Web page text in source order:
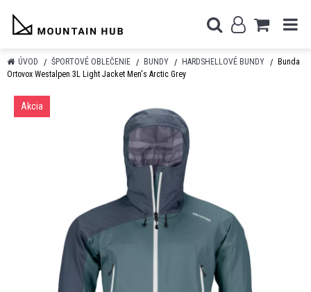
ÚVOD ŠPORTOVÉ OBLEČENIE BUNDY HARDSHELLOVÉ BUNDY
Bunda
Ortovox Westalpen 3L Light Jacket Men's Arctic Grey
Akcia